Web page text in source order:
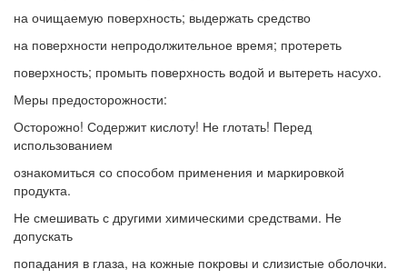
на очищаемую поверхность; выдержать средство
на поверхности непродолжительное время; протереть
поверхность; промыть поверхность водой и вытереть насухо.
Меры предосторожности:
Осторожно! Содержит кислоту! Не глотать! Перед
использованием
ознакомиться со способом применения и маркировкой
продукта.
Не смешивать с другими химическими средствами. Не
допускать
попадания в глаза, на кожные покровы и слизистые оболочки.